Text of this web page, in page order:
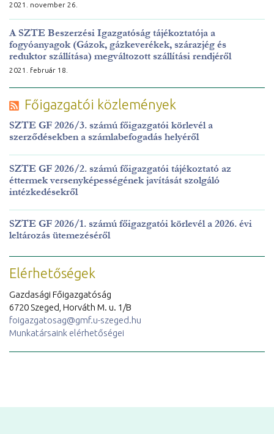
2021. november 26.
A SZTE Beszerzési Igazgatóság tájékoztatója a
fogyóanyagok (Gázok, gázkeverékek, szárazjég és
reduktor szállítása) megváltozott szállítási rendjéről
2021. február 18.
Főigazgatói közlemények
SZTE GF 2026/3. számú főigazgatói körlevél a
szerződésekben a számlabefogadás helyéről
SZTE GF 2026/2. számú főigazgatói tájékoztató az
éttermek versenyképességének javítását szolgáló
intézkedésekről
SZTE GF 2026/1. számú főigazgatói körlevél a 2026. évi
leltározás ütemezéséről
Elérhetőségek
Gazdasági Főigazgatóság
6720 Szeged, Horváth M. u. 1/B
foigazgatosag@gmf.u-szeged.hu
Munkatársaink elérhetőségei